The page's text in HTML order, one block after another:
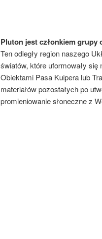
Pluton jest członkiem grupy
Ten odległy region naszego
światów, które uformowały
Obiektami Pasa Kuipera lub
materiałów pozostałych po
promieniowanie słoneczne z